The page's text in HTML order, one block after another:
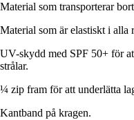
Material som transporterar
Material som är elastiskt i alla
UV-skydd med SPF 50+ för
strålar.
¼ zip fram för att underlätta
Kantband på kragen.